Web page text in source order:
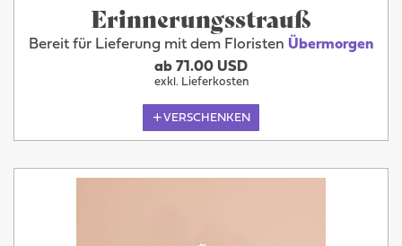
Erinnerungsstrauß
Bereit für Lieferung mit dem Floristen Übermorgen
ab 71.00 USD
exkl. Lieferkosten
VERSCHENKEN